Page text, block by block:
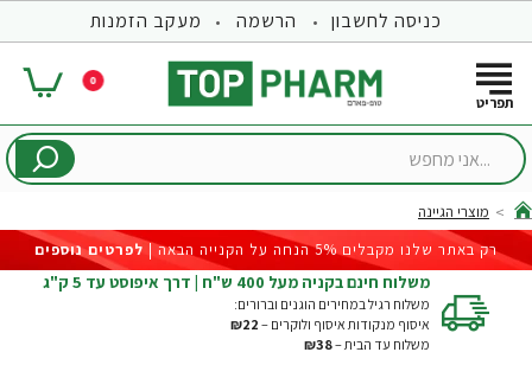
כניסה לחשבון הרשמה מעקב הזמנות
0
...אני
home
מוצרי הגיינה
רק באתר שלנו מקבלים 5% הנחה על הקנייה הבאה |
לפרטים נוספים
משלוח חינם בקניה מעל 400 ש"ח | דרך איפוסט עד 5 ק"ג
משלוח רגיל במחירים הוגנים וברורים:
איסוף מנקודות איסוף ולוקרים – ₪22
משלוח עד הבית –₪38